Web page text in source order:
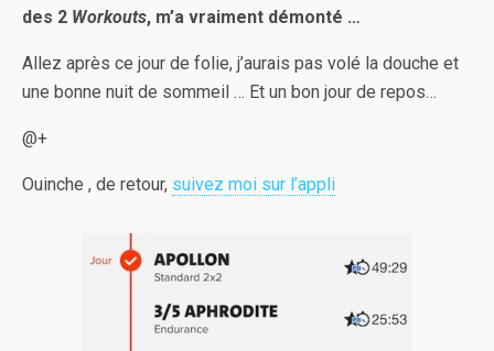
des 2 Workouts, m’a vraiment démonté …
Allez après ce jour de folie, j’aurais pas volé la douche et
une bonne nuit de sommeil … Et un bon jour de repos…
@+
Ouinche , de retour, suivez moi sur l’appli